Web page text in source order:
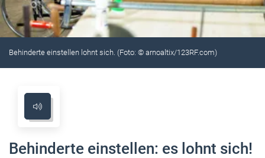
Behinderte einstellen lohnt sich. (Foto: © arnoaltix/123RF.com)
Behinderte einstellen: es lohnt sich!